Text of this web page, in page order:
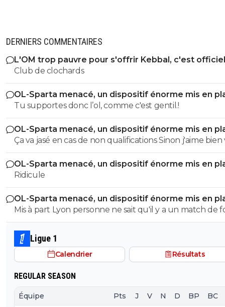
DERNIERS COMMENTAIRES
L'OM trop pauvre pour s'offrir Kebbal, c'est officiel
Club de clochards
OL-Sparta menacé, un dispositif énorme mis en
Tu supportes donc l’ol, comme c'est gentil.!
OL-Sparta menacé, un dispositif énorme mis en
Ça va jasé en cas de non qualifications Sinon j'aime bien votre
maillot
OL-Sparta menacé, un dispositif énorme mis en
Ridicule
OL-Sparta menacé, un dispositif énorme mis en
Mis à part Lyon personne ne sait qu'il y a un match de
Ligue 1
Calendrier Résultats
REGULAR SEASON
Équipe Pts J V N D BP BC